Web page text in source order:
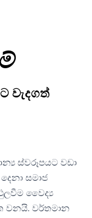
වැදගත්
ස්වරූපයට වඩා
සමාජ
වෛද්‍ය
වනයි. වර්තමාන